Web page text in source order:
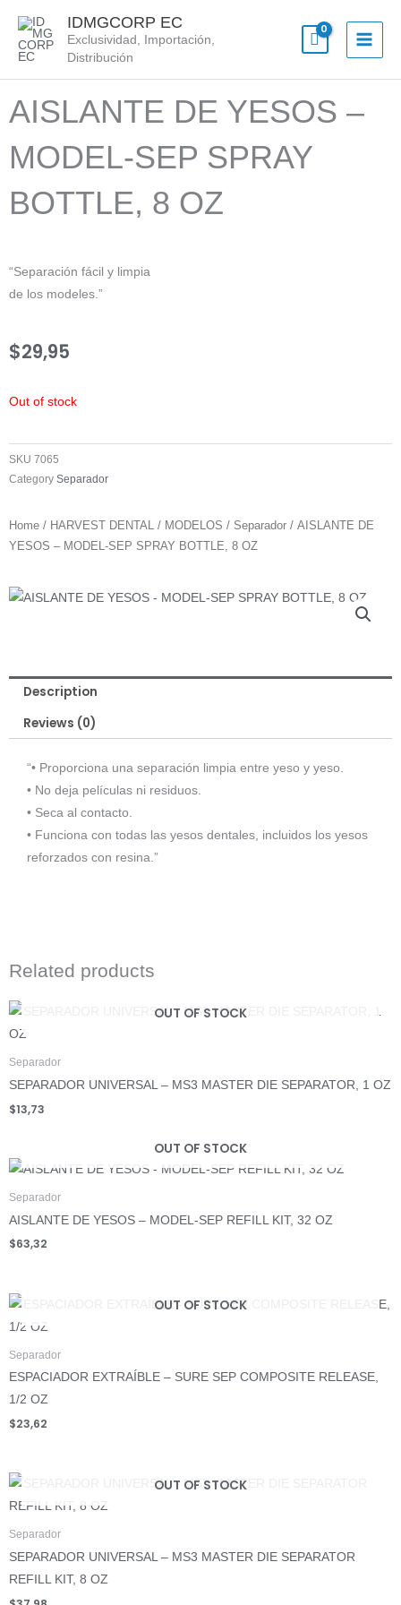
content
IDMGCORP EC
Exclusividad, Importación,
Distribución
Home / HARVEST DENTAL / MODELOS / Separador / AISLANTE DE
YESOS – MODEL-SEP SPRAY BOTTLE, 8 OZ
AISLANTE DE YESOS –
MODEL-SEP SPRAY
BOTTLE, 8 OZ
“Separación fácil y limpia
de los modeles.”
$29,95
Out of stock
SKU 7065
Category Separador
Description
Reviews (0)
“• Proporciona una separación limpia entre yeso y yeso.
• No deja películas ni residuos.
• Seca al contacto.
• Funciona con todas las yesos dentales, incluidos los yesos
reforzados con resina.”
Related products
OUT OF STOCK
Separador
SEPARADOR UNIVERSAL – MS3 MASTER DIE SEPARATOR, 1 OZ
$13,73
OUT OF STOCK
Separador
AISLANTE DE YESOS – MODEL-SEP REFILL KIT, 32 OZ
$63,32
OUT OF STOCK
Separador
ESPACIADOR EXTRAÍBLE – SURE SEP COMPOSITE RELEASE,
1/2 OZ
$23,62
OUT OF STOCK
Separador
SEPARADOR UNIVERSAL – MS3 MASTER DIE SEPARATOR
REFILL KIT, 8 OZ